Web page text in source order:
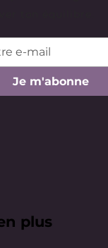
Je m'abonne
plus